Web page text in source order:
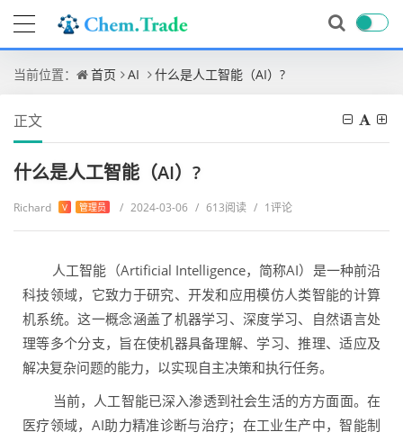
当前位置： 首页 AI 什么是人工智能（AI）?
正文
什么是人工智能（AI）?
Richard V 管理员 / 2024-03-06 / 613阅读 / 1评论
人工智能（Artificial Intelligence，简称AI）是一种前沿
科技领域，它致力于研究、开发和应用模仿人类智能的计算
机系统。这一概念涵盖了机器学习、深度学习、自然语言处
理等多个分支，旨在使机器具备理解、学习、推理、适应及
解决复杂问题的能力，以实现自主决策和执行任务。
当前，人工智能已深入渗透到社会生活的方方面面。在
医疗领域，AI助力精准诊断与治疗；在工业生产中，智能制